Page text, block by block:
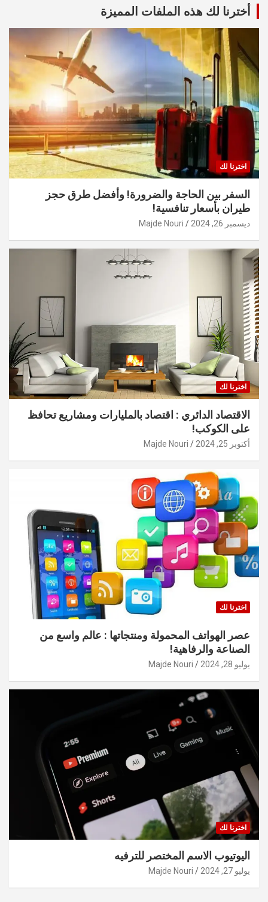
أخترنا لك هذه الملفات المميزة
اخترنا لك
السفر بين الحاجة والضرورة! وأفضل طرق حجز
طيران بأسعار تنافسية!
ديسمبر 26, 2024 Majde Nouri
اخترنا لك
الاقتصاد الدائري : اقتصاد بالمليارات ومشاريع تحافظ
على الكوكب!
أكتوبر 25, 2024 Majde Nouri
اخترنا لك
عصر الهواتف المحمولة ومنتجاتها : عالم واسع من
الصناعة والرفاهية!
يوليو 28, 2024 Majde Nouri
اخترنا لك
اليوتيوب الاسم المختصر للترفيه
يوليو 27, 2024 Majde Nouri